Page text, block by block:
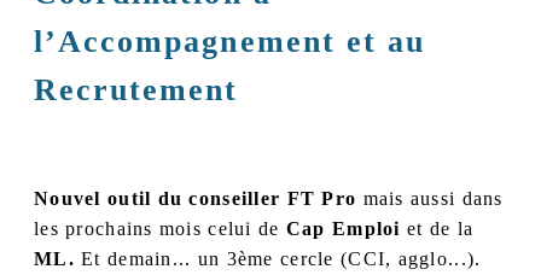
l’Accompagnement et au
Recrutement
Nouvel outil du conseiller FT Pro mais aussi dans
les prochains mois celui de Cap Emploi et de la
ML. Et demain... un 3ème cercle (CCI, agglo...).